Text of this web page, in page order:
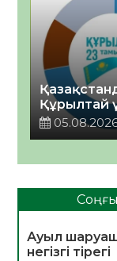
Құрылтай
Соңғы
Ауыл
негізгі тірегі